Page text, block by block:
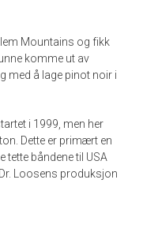
Mountains og fikk
komme ut av
med å lage pinot noir i
i 1999, men her
Dette er primært en
tette båndene til USA
Loosens produksjon